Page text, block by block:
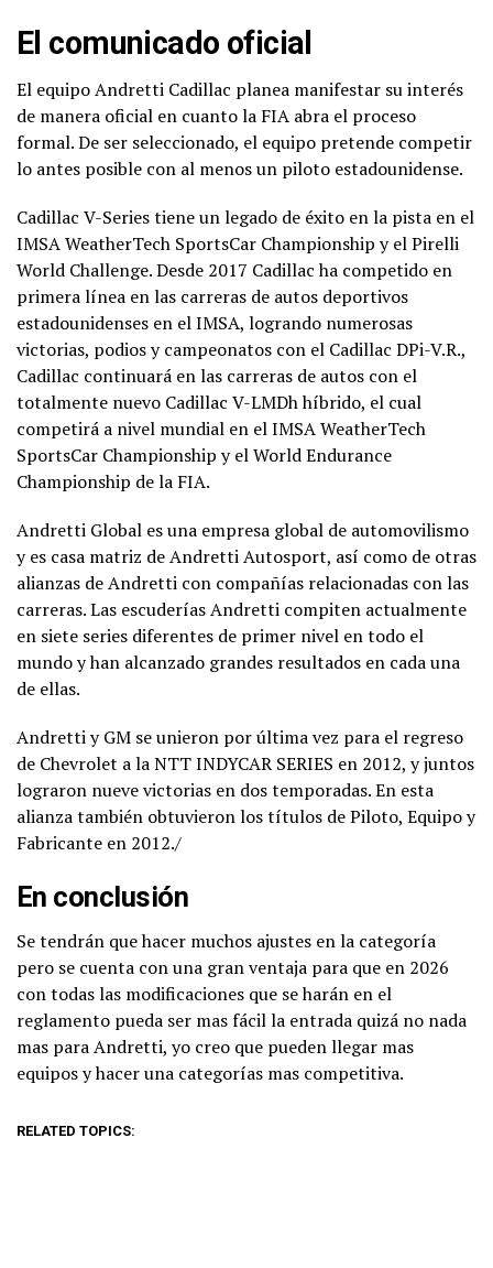
El comunicado oficial
El equipo Andretti Cadillac planea manifestar su interés
de manera oficial en cuanto la FIA abra el proceso
formal. De ser seleccionado, el equipo pretende competir
lo antes posible con al menos un piloto estadounidense.
Cadillac V-Series tiene un legado de éxito en la pista en el
IMSA WeatherTech SportsCar Championship y el Pirelli
World Challenge. Desde 2017 Cadillac ha competido en
primera línea en las carreras de autos deportivos
estadounidenses en el IMSA, logrando numerosas
victorias, podios y campeonatos con el Cadillac DPi-V.R.,
Cadillac continuará en las carreras de autos con el
totalmente nuevo Cadillac V-LMDh híbrido, el cual
competirá a nivel mundial en el IMSA WeatherTech
SportsCar Championship y el World Endurance
Championship de la FIA.
Andretti Global es una empresa global de automovilismo
y es casa matriz de Andretti Autosport, así como de otras
alianzas de Andretti con compañías relacionadas con las
carreras. Las escuderías Andretti compiten actualmente
en siete series diferentes de primer nivel en todo el
mundo y han alcanzado grandes resultados en cada una
de ellas.
Andretti y GM se unieron por última vez para el regreso
de Chevrolet a la NTT INDYCAR SERIES en 2012, y juntos
lograron nueve victorias en dos temporadas. En esta
alianza también obtuvieron los títulos de Piloto, Equipo y
Fabricante en 2012./
En conclusión
Se tendrán que hacer muchos ajustes en la categoría
pero se cuenta con una gran ventaja para que en 2026
con todas las modificaciones que se harán en el
reglamento pueda ser mas fácil la entrada quizá no nada
mas para Andretti, yo creo que pueden llegar mas
equipos y hacer una categorías mas competitiva.
RELATED TOPICS: